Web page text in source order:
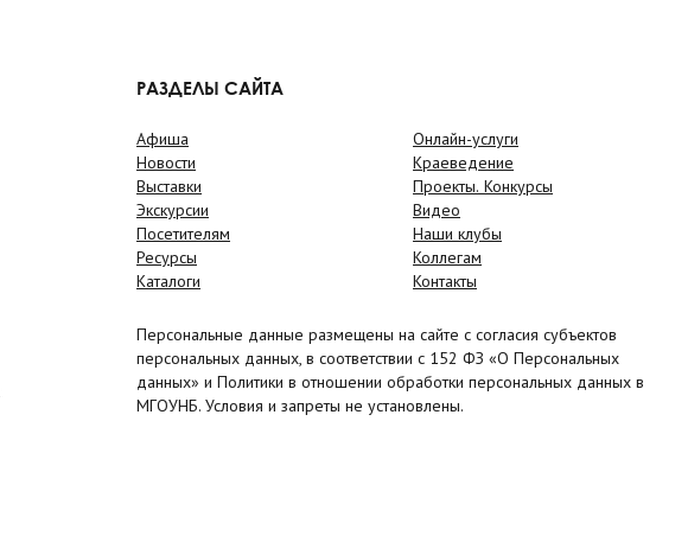
РАЗДЕЛЫ САЙТА
Афиша
Новости
Выставки
Экскурсии
Посетителям
Ресурсы
Каталоги
Онлайн-услуги
Краеведение
Проекты. Конкурсы
Видео
Наши клубы
Коллегам
Контакты
Персональные данные размещены на сайте с согласия субъектов
персональных данных, в соответствии с 152 ФЗ «О Персональных
данных» и Политики в отношении обработки персональных данных в
МГОУНБ. Условия и запреты не установлены.